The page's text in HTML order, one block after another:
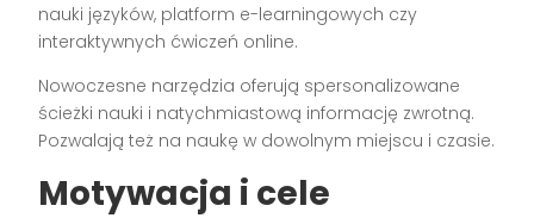
nauki języków, platform e-learningowych czy
interaktywnych ćwiczeń online.
Nowoczesne narzędzia oferują spersonalizowane
ścieżki nauki i natychmiastową informację zwrotną.
Pozwalają też na naukę w dowolnym miejscu i czasie.
Motywacja i cele